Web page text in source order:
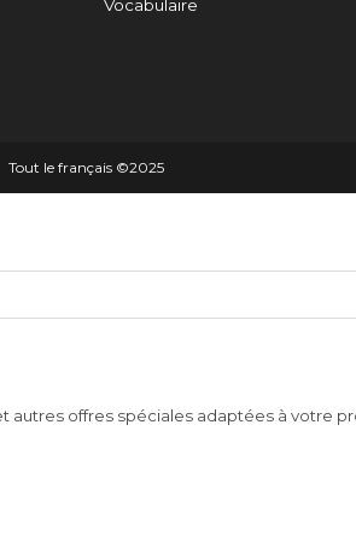
Vocabulaire
Tout le français ©️2025
autres offres spéciales adaptées à votre